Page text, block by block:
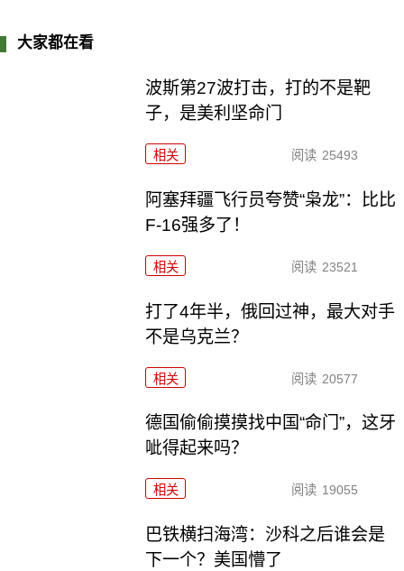
大家都在看
波斯第27波打击，打的不是靶
子，是美利坚命门
相关 阅读 25493
阿塞拜疆飞行员夸赞“枭龙”：比比
F-16强多了！
相关 阅读 23521
打了4年半，俄回过神，最大对手
不是乌克兰？
相关 阅读 20577
德国偷偷摸摸找中国“命门”，这牙
呲得起来吗？
相关 阅读 19055
巴铁横扫海湾：沙科之后谁会是
下一个？美国懵了